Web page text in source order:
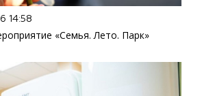
14:58
«Семья. Лето. Парк»